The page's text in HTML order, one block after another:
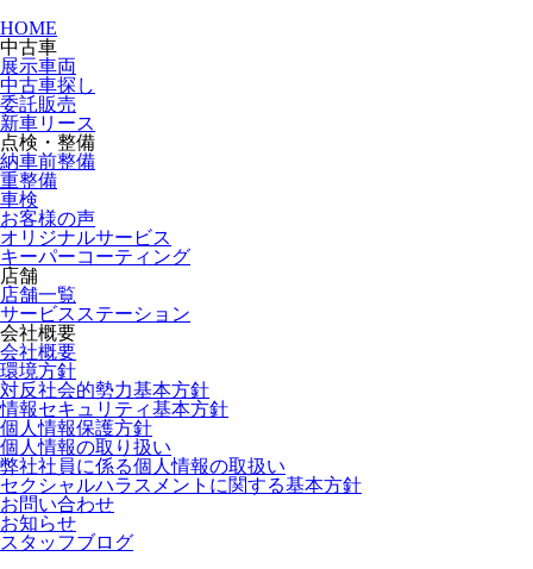
HOME
中古車
展示車両
中古車探し
委託販売
新車リース
点検・整備
納車前整備
重整備
車検
お客様の声
オリジナルサービス
キーパーコーティング
店舗
店舗一覧
サービスステーション
会社概要
会社概要
環境方針
対反社会的勢力基本方針
情報セキュリティ基本方針
個人情報保護方針
個人情報の取り扱い
弊社社員に係る個人情報の取扱い
セクシャルハラスメントに関する基本方針
お問い合わせ
お知らせ
スタッフブログ